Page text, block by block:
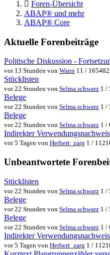
Foren-Übersicht
ABAP® und mehr
ABAP® Core
Aktuelle Forenbeiträge
Politische Diskussion -
vor 13 Stunden von Wann 11 / 165482
Stücklisten
vor 22 Stunden von Selma.schwarz 1 /
Belege
vor 22 Stunden von Selma.schwarz 1 /
Belege
vor 22 Stunden von Selma.schwarz 1 /
Indirekter
vor 5 Tagen von Herbert_zarg 1 /
Unbeantwortete
Stücklisten
vor 22 Stunden von Selma.schwarz 1 /
Belege
vor 22 Stunden von Selma.schwarz 1 /
Belege
vor 22 Stunden von Selma.schwarz 1 /
Indirekter
vor 5 Tagen von Herbert_zarg 1 /